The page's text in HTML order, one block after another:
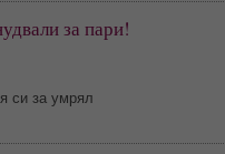
за пари!
си за умрял